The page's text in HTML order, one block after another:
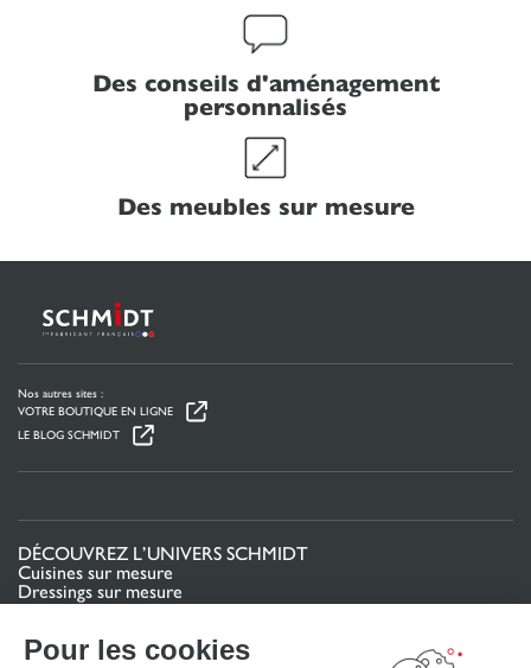
Pour les cookies
Des conseils d'aménagement
personnalisés
Des meubles sur mesure
Nos autres sites :
VOTRE BOUTIQUE EN LIGNE
LE BLOG SCHMIDT
DÉCOUVREZ L’UNIVERS SCHMIDT
Cuisines sur mesure
Dressings sur mesure
Meubles et rangements sur mesure
Schmidt pour les pros